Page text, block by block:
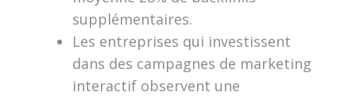
supplémentaires.
Les entreprises qui investissent
dans des campagnes de marketing
interactif observent une